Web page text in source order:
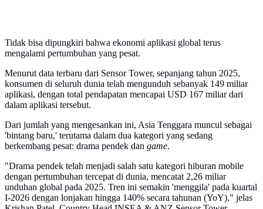
Tidak bisa dipungkiri bahwa ekonomi aplikasi global terus
mengalami pertumbuhan yang pesat.
Menurut data terbaru dari Sensor Tower, sepanjang tahun 2025,
konsumen di seluruh dunia telah mengunduh sebanyak 149 miliar
aplikasi, dengan total pendapatan mencapai USD 167 miliar dari
dalam aplikasi tersebut.
Dari jumlah yang mengesankan ini, Asia Tenggara muncul sebagai
'bintang baru,' terutama dalam dua kategori yang sedang
berkembang pesat: drama pendek dan game.
"Drama pendek telah menjadi salah satu kategori hiburan mobile
dengan pertumbuhan tercepat di dunia, mencatat 2,26 miliar
unduhan global pada 2025. Tren ini semakin 'menggila' pada kuartal
I-2026 dengan lonjakan hingga 140% secara tahunan (YoY)," jelas